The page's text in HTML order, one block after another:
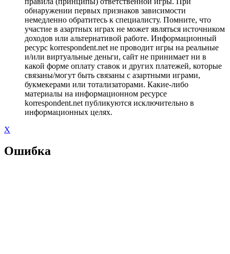
обнаружении первых признаков зависимости
немедленно обратитесь к специалисту. Помните, что
участие в азартных играх не может являться источником
доходов или альтернативой работе. Информационный
ресурс korrespondent.net не проводит игры на реальные
и/или виртуальные деньги, сайт не принимает ни в
какой форме оплату ставок и других платежей, которые
связаны/могут быть связаны с азартными играми,
букмекерами или тотализаторами. Какие-либо
материалы на информационном ресурсе
korrespondent.net публикуются исключительно в
информационных целях.
X
Ошибка